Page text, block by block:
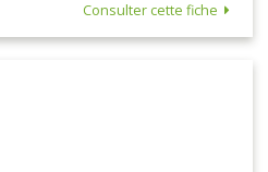
Consulter cette fiche